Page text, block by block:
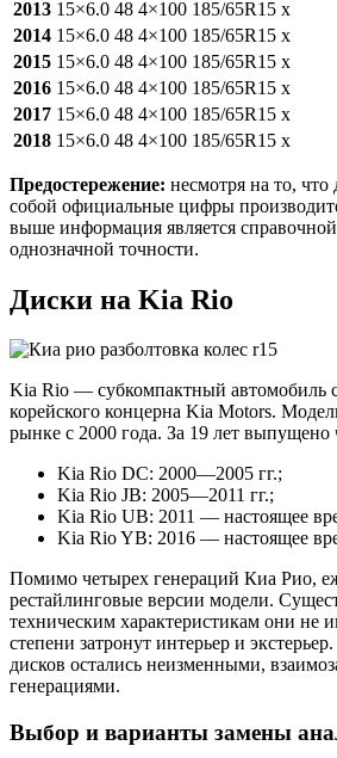
2013 15×6.0 48 4×100 185/65R15 x
2014 15×6.0 48 4×100 185/65R15 x
2015 15×6.0 48 4×100 185/65R15 x
2016 15×6.0 48 4×100 185/65R15 x
2017 15×6.0 48 4×100 185/65R15 x
2018 15×6.0 48 4×100 185/65R15 x
Предостережение: несмотря на то,
собой официальные цифры
выше информация является
однозначной точности.
Диски на Kia Rio
Kia Rio — субкомпактный автомобиль
корейского концерна Kia Motors.
рынке с 2000 года. За 19 лет выпущено
Kia Rio DC: 2000—2005 гг.;
Kia Rio JB: 2005—2011 гг.;
Kia Rio UB: 2011 — настоящее
Kia Rio YB: 2016 — настоящее
Помимо четырех генераций Киа Рио,
рестайлинговые версии модели.
техническим характеристикам они не
степени затронут интерьер и
дисков остались неизменными,
генерациями.
Выбор и варианты замены